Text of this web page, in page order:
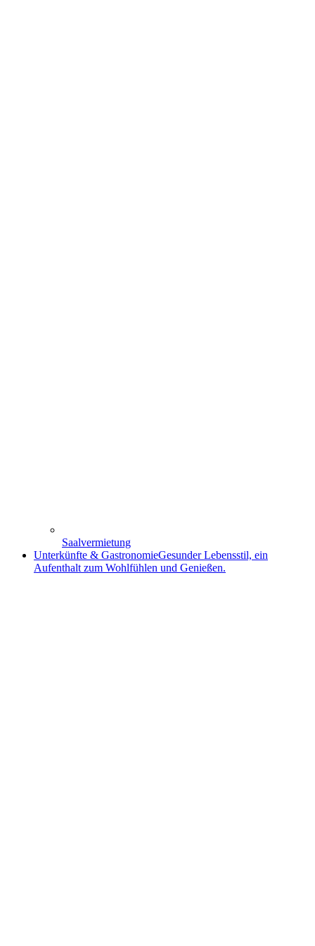
Saalvermietung
Unterkünfte & GastronomieGesunder Lebensstil, ein
Aufenthalt zum Wohlfühlen und Genießen.